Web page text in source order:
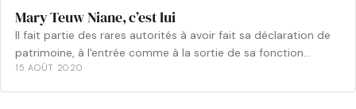
Mary Teuw Niane, c’est lui
Il fait partie des rares autorités à avoir fait sa déclaration de
patrimoine, à l'entrée comme à la sortie de sa fonction…
15 AOÛT 2020